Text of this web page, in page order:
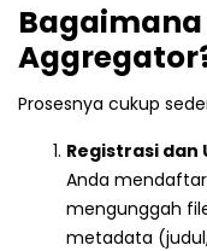
Bagaimana
Prosesnya cukup
Registrasi dan
Anda
mengunggah
metadata